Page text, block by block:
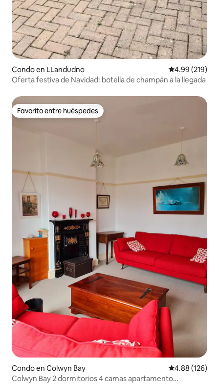
Condo en LLandudno Calificación
4.99 (219)
Oferta festiva de Navidad: botella de champán a la llegada
Favorito entre huéspedes
Favorito entre huéspedes
Condo en Colwyn Bay Calificación
4.88 (126)
Colwyn Bay 2 dormitorios 4 camas apartamento